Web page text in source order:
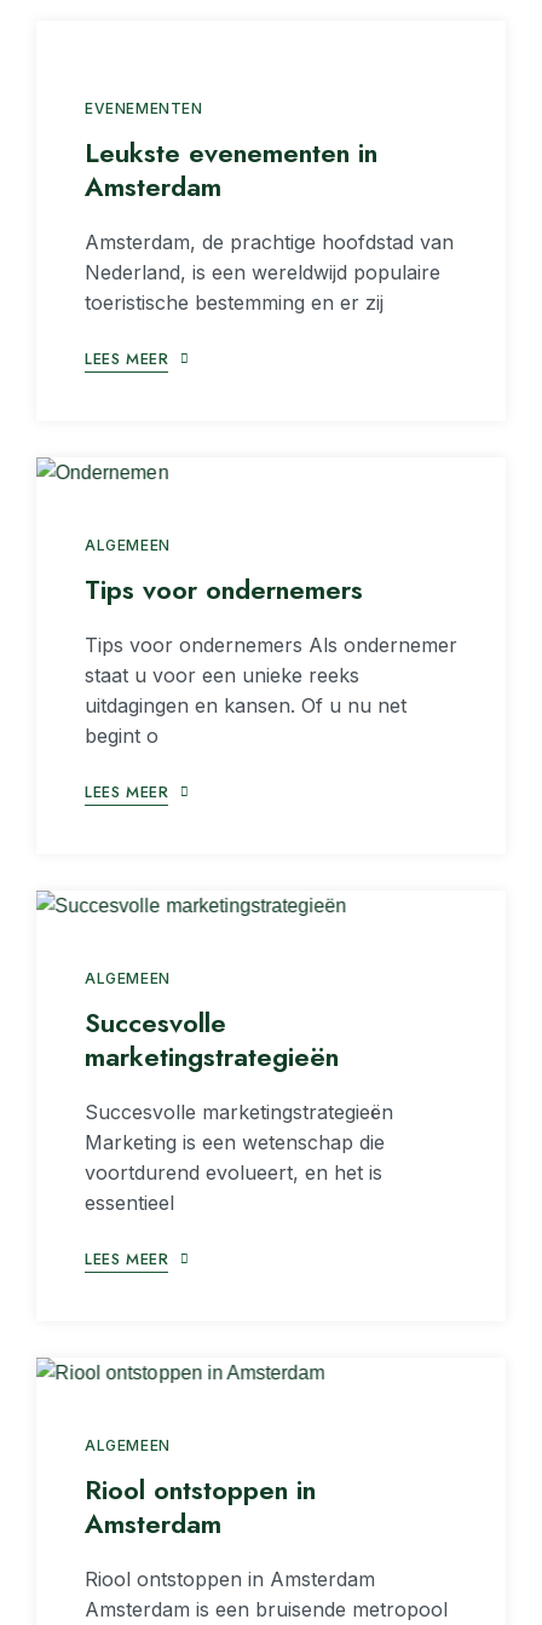
EVENEMENTEN
Leukste evenementen in
Amsterdam
Amsterdam, de prachtige hoofdstad van
Nederland, is een wereldwijd populaire
toeristische bestemming en er zij
LEES MEER
ALGEMEEN
Tips voor ondernemers
Tips voor ondernemers Als ondernemer
staat u voor een unieke reeks
uitdagingen en kansen. Of u nu net
begint o
LEES MEER
ALGEMEEN
Succesvolle
marketingstrategieën
Succesvolle marketingstrategieën
Marketing is een wetenschap die
voortdurend evolueert, en het is
essentieel
LEES MEER
ALGEMEEN
Riool ontstoppen in
Amsterdam
Riool ontstoppen in Amsterdam
Amsterdam is een bruisende metropool